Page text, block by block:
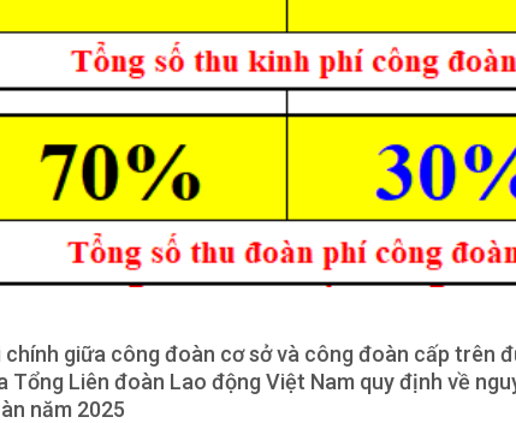
chính giữa công đoàn cơ sở và công đoàn cấp trên
Liên đoàn Lao động Việt Nam quy định về
năm 2025